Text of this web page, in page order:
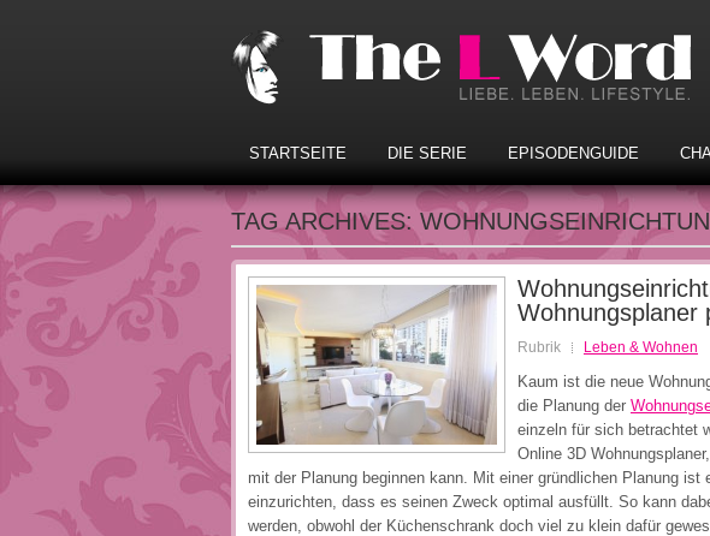
STARTSEITE DIE SERIE EPISODENGUIDE
TAG ARCHIVES:
Wohnungsplaner
Rubrik Leben & Wohnen
Kaum ist die neue
die Planung der
einzeln für sich betrachtet
Online 3D
mit der Planung beginnen kann. Mit einer gründlichen Planung
einzurichten, dass es seinen Zweck optimal ausfüllt. So kann
werden, obwohl der Küchenschrank doch viel zu klein dafür